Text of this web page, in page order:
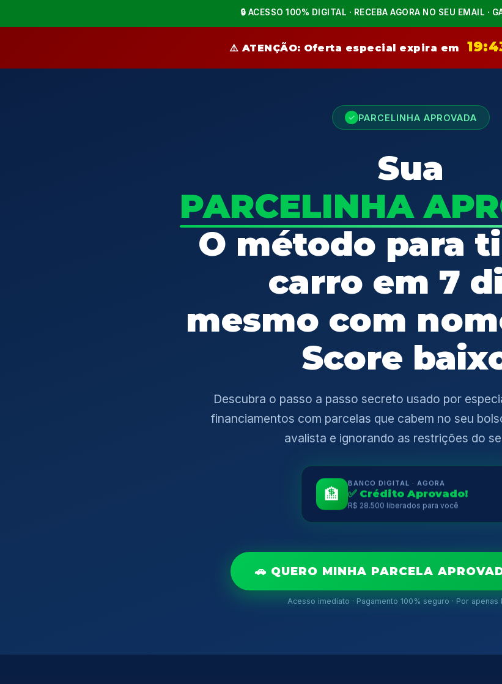
🔒 ACESSO 100% DIGITAL · RECEBA AGORA NO SEU EMAIL ·
⚠️ ATENÇÃO: Oferta especial expira em
✓ PARCELINHA APROVADA
Sua
PARCELINHA
O método para
carro em 7
mesmo com
Score
Descubra o passo a passo secreto usado por
financiamentos com parcelas que cabem no seu
avalista e ignorando as restrições do
🏦
BANCO DIGITAL · AGORA
✅ Crédito Aprovado!
R$ 28.500 liberados para você
🚗 QUERO MINHA PARCELA
Acesso imediato · Pagamento 100% seguro · Por apenas